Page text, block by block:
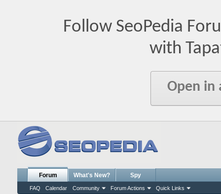
Follow SeoPedia
with
Open in
Forum
FAQ Calendar Community Forum Actions Quick Links
What's New? Spy